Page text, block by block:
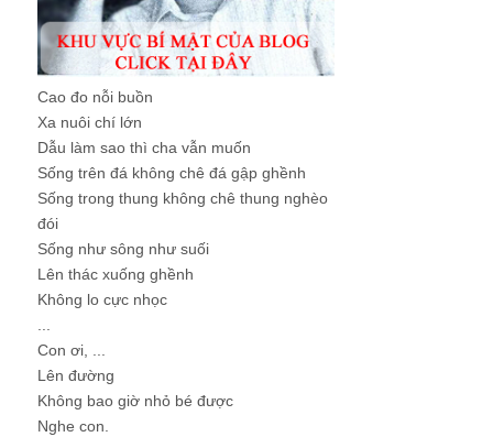
Cao đo nỗi buồn
Xa nuôi chí lớn
Dẫu làm sao thì cha vẫn muốn
Sống trên đá không chê đá gập ghềnh
Sống trong thung không chê thung nghèo
đói
Sống như sông như suối
Lên thác xuống ghềnh
Không lo cực nhọc
Con ơi, ...
Lên đường
Không bao giờ nhỏ bé được
Nghe con.